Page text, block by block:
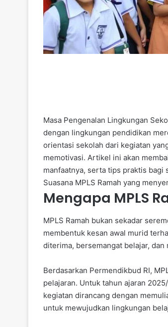
Masa Pengenalan Lingkungan
dengan lingkungan pendidikan
orientasi sekolah dari kegiatan
memotivasi. Artikel ini akan
manfaatnya, serta tips praktis bagi
Suasana MPLS Ramah yang
Mengapa MPLS
MPLS Ramah bukan sekadar
membentuk kesan awal murid
diterima, bersemangat belajar,
Berdasarkan Permendikbud RI,
pelajaran. Untuk tahun ajaran
kegiatan dirancang dengan
untuk mewujudkan lingkungan